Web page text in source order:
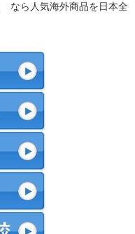
なら人気海外商品を日本全